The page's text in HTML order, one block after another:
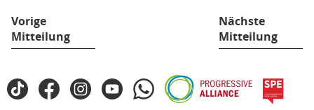
Vorige
Mitteilung
Nächste
Mitteilung
Fußbereich
SPD
TikTokFacebookInstagramYouTubeWhatsAppProgressive
Alliance